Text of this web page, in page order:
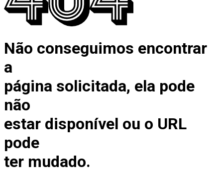
Não conseguimos encontrar
a
página solicitada, ela pode
não
estar disponível ou o URL
pode
ter mudado.